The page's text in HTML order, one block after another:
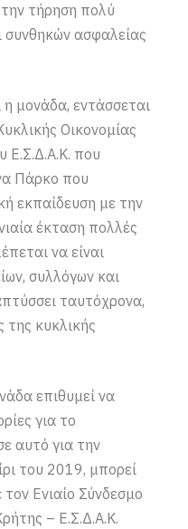
την τήρηση πολύ
ασφαλείας
η μονάδα, εντάσσεται
Οικονομίας
Ε.Σ.Δ.Α.Κ. που
Πάρκο που
εκπαίδευση με την
έκταση πολλές
να είναι
συλλόγων και
ταυτόχρονα,
της κυκλικής
επιθυμεί να
για το
αυτό για την
του 2019, μπορεί
τον Ενιαίο Σύνδεσμο
– Ε.Σ.Δ.Α.Κ.